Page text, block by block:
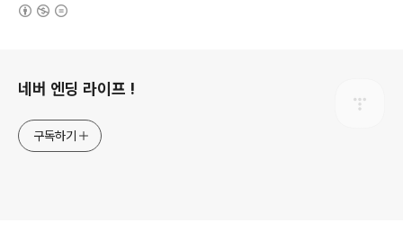
네버 엔딩 라이프 !
구독하기